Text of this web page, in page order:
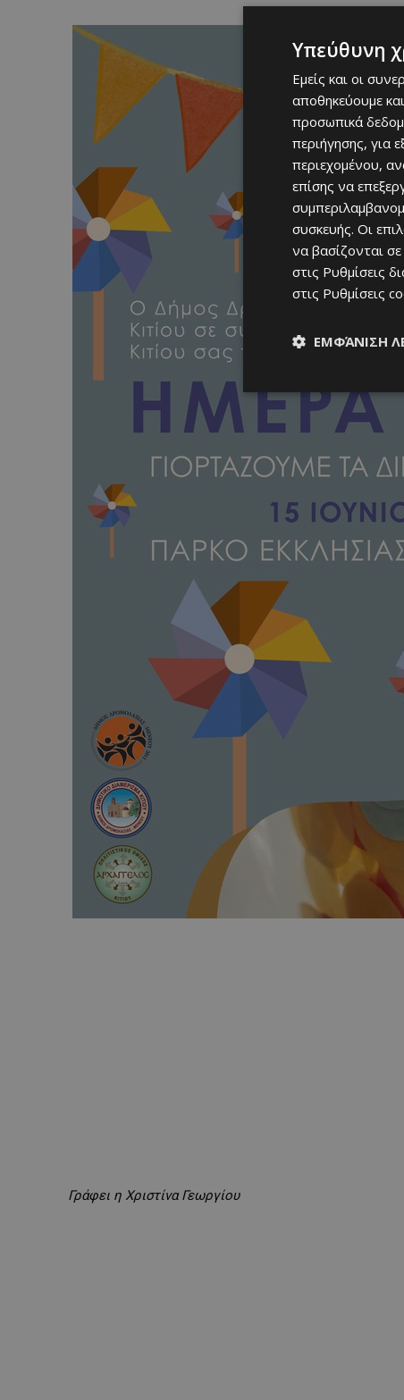
Γράφει η Χριστίνα Γεωργίου
Υπεύθυνη
Εμείς και οι
αποθηκεύουμε
προσωπικά
περιήγησης, για
περιεχομένου,
επίσης να
συσκευής. Οι
να βασίζονται
στις Ρυθμίσεις
στις Ρυθμίσεις
ΕΜΦΆΝΙΣΗ